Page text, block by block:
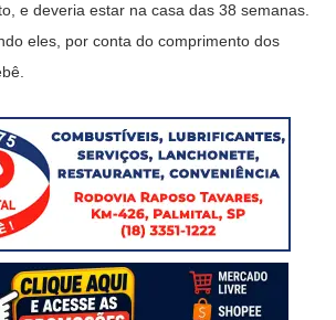
e deveria estar na casa das 38 semanas.
eles, por conta do comprimento dos